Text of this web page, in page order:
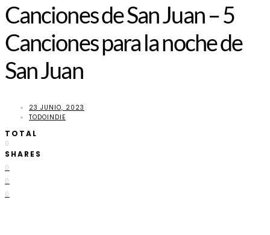
Canciones de San Juan – 5
Canciones para la noche de
San Juan
23 JUNIO, 2023
TODOINDIE
TOTAL
0
SHARES
0
0
0